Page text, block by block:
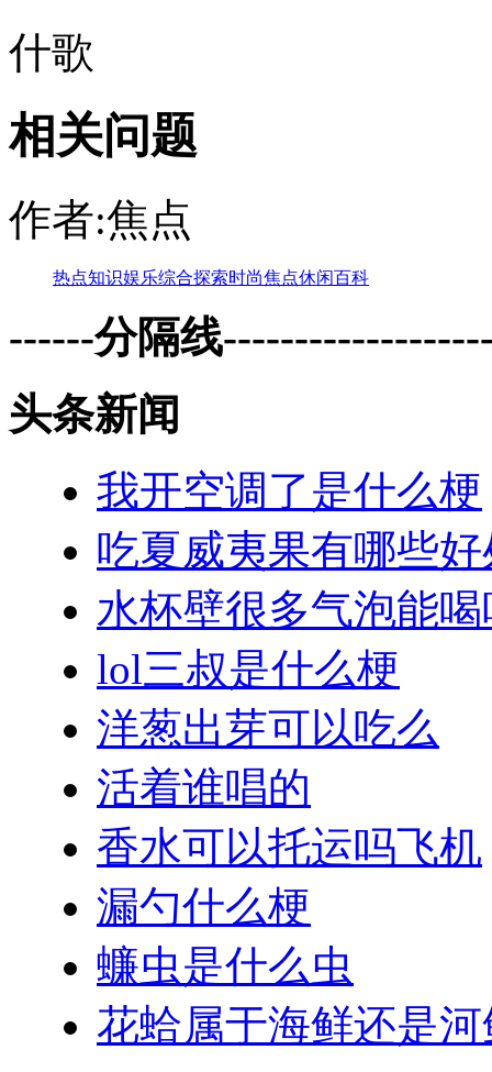
什歌
相关问题
作者:焦点
热点知识娱乐综合探索时尚焦点休闲百科
------分隔线
头条新闻
我开空调了是什么梗
吃夏威夷果有哪些好
水杯壁很多气泡能喝
lol三叔是什么梗
洋葱出芽可以吃么
活着谁唱的
香水可以托运吗飞机
漏勺什么梗
蠊虫是什么虫
花蛤属于海鲜还是河